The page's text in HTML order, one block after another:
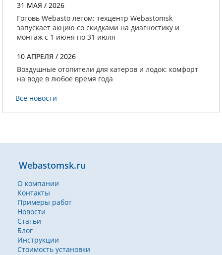
31 МАЯ / 2026
Готовь Webasto летом: техцентр Webastomsk
запускает акцию со скидками на диагностику и
монтаж с 1 июня по 31 июля
10 АПРЕЛЯ / 2026
Воздушные отопители для катеров и лодок: комфорт
на воде в любое время года
Все новости
Webastomsk.ru
О компании
Контакты
Примеры работ
Новости
Статьи
Блог
Инструкции
Стоимость установки